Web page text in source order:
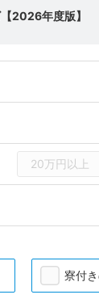
2026年度版】
寮付